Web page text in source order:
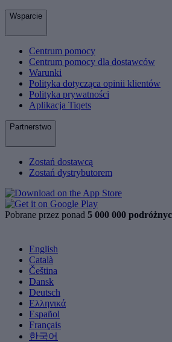
Wsparcie
Centrum pomocy
Centrum pomocy dla dostawców
Warunki
Polityka dotycząca opinii klientów
Polityka prywatności
Aplikacja Tiqets
Partnerstwo
Zostań dostawcą
Zostań dystrybutorem
Pobrane przez ponad 5 000 000
English
Català
Čeština
Dansk
Deutsch
Ελληνικά
Español
Français
한국어